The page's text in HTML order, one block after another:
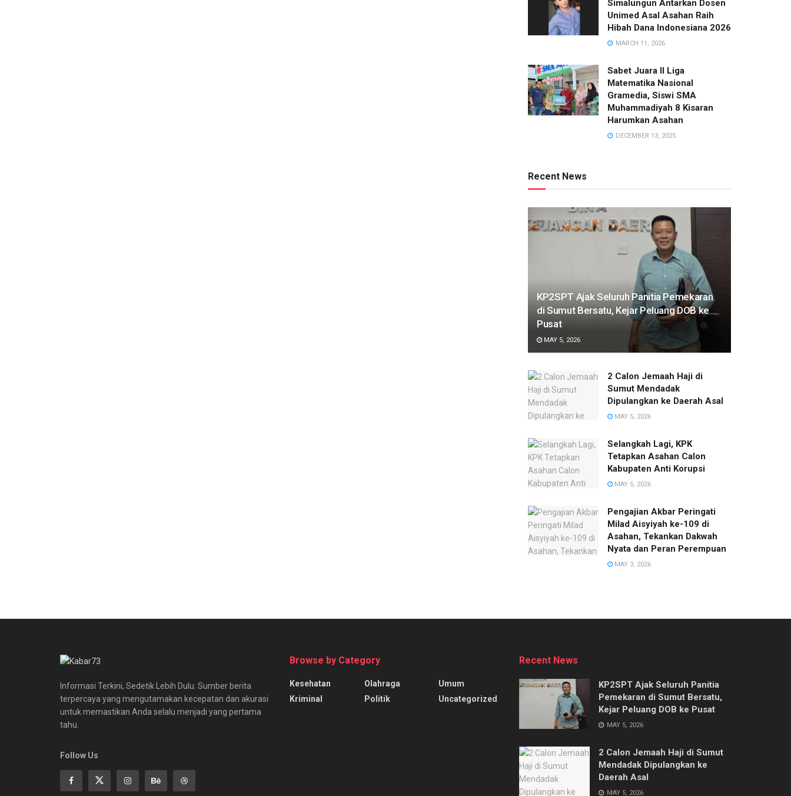
Simalungun Antarkan Dosen
Unimed Asal Asahan Raih
Hibah Dana Indonesiana 2026
MARCH 11, 2026
Sabet Juara II Liga
Matematika Nasional
Gramedia, Siswi SMA
Muhammadiyah 8 Kisaran
Harumkan Asahan
DECEMBER 13, 2025
Recent News
KP2SPT Ajak Seluruh Panitia Pemekaran
di Sumut Bersatu, Kejar Peluang DOB ke
Pusat
MAY 5, 2026
2 Calon Jemaah Haji di
Sumut Mendadak
Dipulangkan ke Daerah Asal
MAY 5, 2026
Selangkah Lagi, KPK
Tetapkan Asahan Calon
Kabupaten Anti Korupsi
MAY 5, 2026
Pengajian Akbar Peringati
Milad Aisyiyah ke-109 di
Asahan, Tekankan Dakwah
Nyata dan Peran Perempuan
MAY 3, 2026
Informasi Terkini, Sedetik Lebih Dulu. Sumber berita
terpercaya yang mengutamakan kecepatan dan akurasi
untuk memastikan Anda selalu menjadi yang pertama
tahu.
Follow Us
Browse by Category
Kesehatan
Kriminal
Olahraga
Politik
Umum
Uncategorized
Recent News
KP2SPT Ajak Seluruh Panitia
Pemekaran di Sumut Bersatu,
Kejar Peluang DOB ke Pusat
MAY 5, 2026
2 Calon Jemaah Haji di Sumut
Mendadak Dipulangkan ke
Daerah Asal
MAY 5, 2026